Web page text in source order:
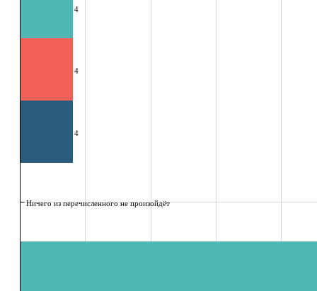
4
4
4
Ничего из перечисленного не произойдёт